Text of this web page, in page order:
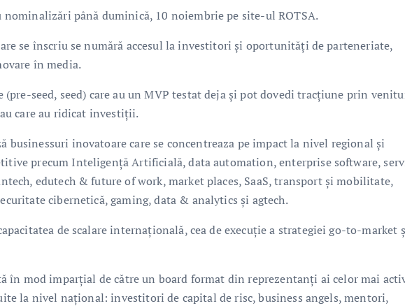
până duminică, 10 noiembrie pe site-ul ROTSA.
se înscriu se numără accesul la investitori și oportunități de parteneriate,
în media.
seed, seed) care au un MVP testat deja și pot dovedi tracțiune prin
care au ridicat investiții.
businessuri inovatoare care se concentreaza pe impact la nivel regional și
precum Inteligență Artificială, data automation, enterprise software,
edutech & future of work, market places, SaaS, transport și mobilitate,
cibernetică, gaming, data & analytics și agtech.
de scalare internațională, cea de execuție a strategiei go-to-market
în mod imparțial de către un board format din reprezentanți ai celor mai
la nivel național: investitori de capital de risc, business angels, mentori,